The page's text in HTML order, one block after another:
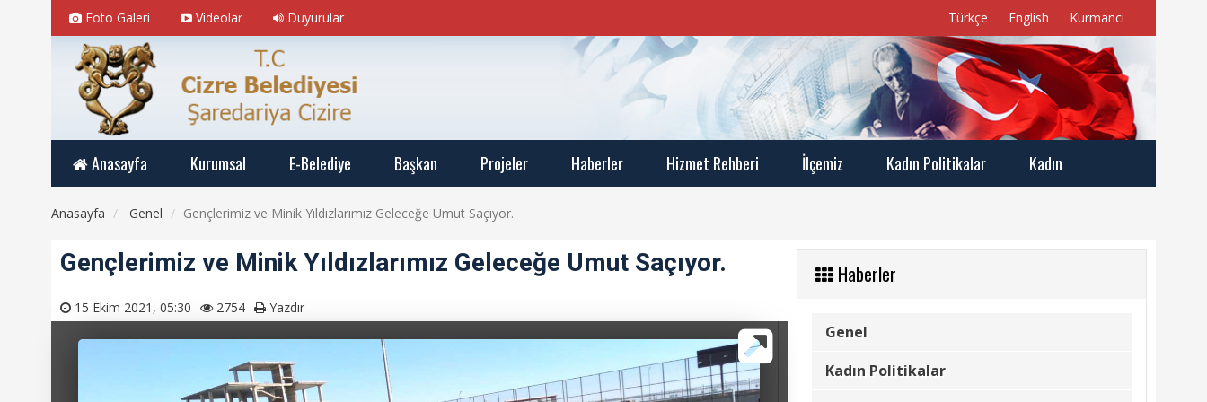
Foto Galeri Videolar Duyurular Türkçe English Kurmanci
Anasayfa Kurumsal E-Belediye Başkan Projeler Haberler Hizmet Rehberi İlçemiz Kadın Politikalar Kadın
Anasayfa Genel Gençlerimiz ve Minik Yıldızlarımız Geleceğe Umut Saçıyor.
Gençlerimiz ve Minik Yıldızlarımız Geleceğe Umut Saçıyor.
15 Ekim 2021, 05:30 2754 Yazdır
Haberler
Genel
Kadın Politikalar